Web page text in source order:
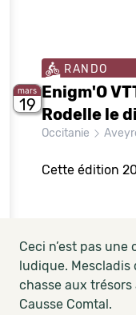
mars
19
RANDO
Enigm'O
Rodelle le
Occitanie
Cette édition
Ceci n’est pas
ludique. Mescladis
chasse aux
Causse Comtal.